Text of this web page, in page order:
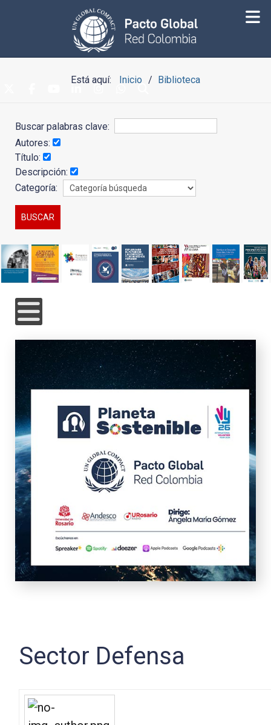
Está aquí: Inicio Biblioteca
Buscar palabras clave:
Autores:
Título:
Descripción:
Categoría:
Sector Defensa